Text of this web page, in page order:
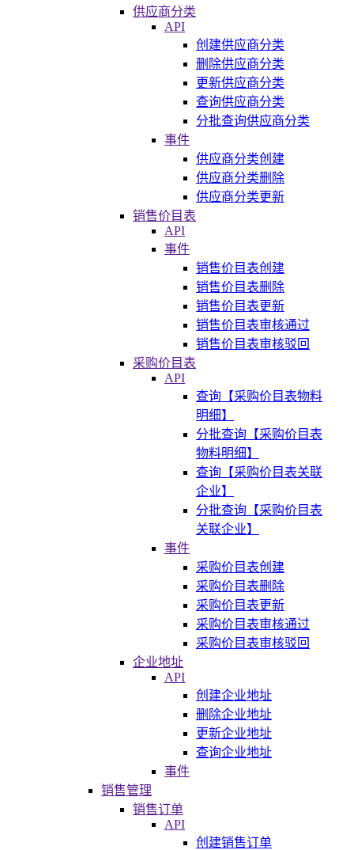
供应商分类
API
创建供应商分类
删除供应商分类
更新供应商分类
查询供应商分类
分批查询供应商分类
事件
供应商分类创建
供应商分类删除
供应商分类更新
销售价目表
API
事件
销售价目表创建
销售价目表删除
销售价目表更新
销售价目表审核通过
销售价目表审核驳回
采购价目表
API
查询【采购价目表物料
明细】
分批查询【采购价目表
物料明细】
查询【采购价目表关联
企业】
分批查询【采购价目表
关联企业】
事件
采购价目表创建
采购价目表删除
采购价目表更新
采购价目表审核通过
采购价目表审核驳回
企业地址
API
创建企业地址
删除企业地址
更新企业地址
查询企业地址
事件
销售管理
销售订单
API
创建销售订单